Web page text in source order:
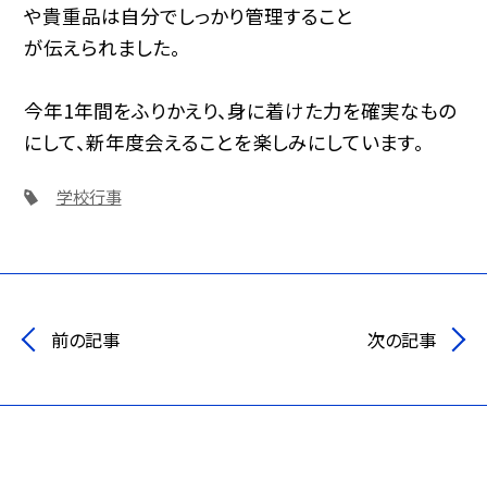
や貴重品は自分でしっかり管理すること
が伝えられました。
今年1年間をふりかえり、身に着けた力を確実なもの
にして、新年度会えることを楽しみにしています。
学校行事
前の記事 次の記事